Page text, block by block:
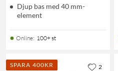
Djup bas med 40 mm-
element
Online: 100+ st
SPARA 400KR
2